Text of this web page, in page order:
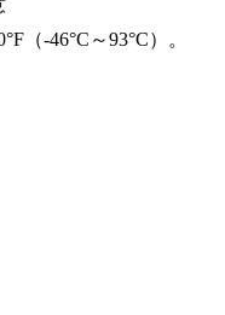
（-46°C～93°C）。